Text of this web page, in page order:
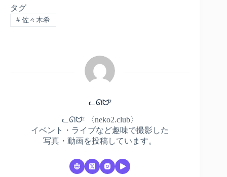
タグ
#佐々木希
ᓚᘏᗢ²
ᓚᘏᗢ² 〈neko2.club〉
イベント・ライブなど趣味で撮影した
写真・動画を投稿しています。